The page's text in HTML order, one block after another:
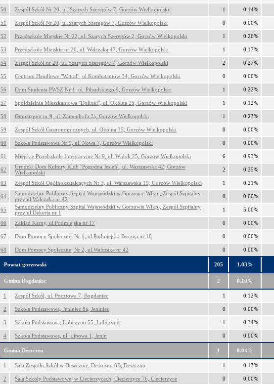
50 Zespół Szkół Nr 20, ul. Szarych Szeregów 7, Gorzów Wielkopolski 1 0.14%
51 Zespół Szkół Nr 20, ul.Szarych Szeregów 7, Gorzów Wielkopolski 0 0.00%
52 Przedszkole Miejskie Nr 22, ul. Szarych Szeregów 2, Gorzów Wielkopolski 1 0.26%
53 Przedszkole Miejskie nr 20, ul. Walczaka 47, Gorzów Wielkopolski 1 0.17%
54 Zespół Szkół nr 20, ul. Szarych Szeregów 7, Gorzów Wielkopolski 2 0.27%
55 Centrum Handlowe "Watral", ul.Kombatantów 34, Gorzów Wielkopolski 0 0.00%
56 Dom Studenta PWSZ Nr 1, ul. Piłsudskiego 9, Gorzów Wielkopolski 1 0.22%
57 Spóldzielnia Mieszkaniowa "Dolinki", ul. Okólna 25, Gorzów Wielkopolski 1 0.12%
58 Gimnazjum nr 9, ul. Zamenhofa 2a, Gorzów Wielkopolski 1 0.23%
59 Zespół Szkół Gastronomicznych, ul. Okólna 35, Gorzów Wielkopolski 0 0.00%
60 Szkoła Podstawowa Nr 9, ul. Nowa 7, Gorzów Wielkopolski 0 0.00%
61 Miejskie Przedszkole Integracyjne Nr 9, ul. Widok 25, Gorzów Wielkopolski 6 0.93%
62
Grodzki Dom Kultury Klub "Pogodna Jesień", ul. Warszawska 42, Gorzów
Wielkopolski
2 0.25%
63 Zespół Szkół Ogólnokształcących Nr 3, ul. Warszawska 19, Gorzów Wielkopolski 1 0.21%
64
Samodzielny Publiczny Szpital Wojewódzki w Gorzowie Wlkp., Zespół Szpitalny
przy ul.Walczaka nr 42
0 0.00%
65
Samodzielny Publiczny Szpital Wojewódzki w Gorzowie Wlkp., Zespół Szpitalny
przy ul.Dekerta nr 1
1 5.00%
66 Zakład Karny, ul.Podmiejska nr 17 0 0.00%
67 Dom Pomocy Społecznej Nr 1, ul.Podmiejska Boczna nr 10 0 0.00%
68 Dom Pomocy Społecznej Nr 2, ul.Walczaka nr 42 0 0.00%
Powiat gorzowski 205 1.03%
Gmina Bogdaniec 2 0.10%
1 Zespół Szkół, ul. Pocztowa 7, Bogdaniec 1 0.12%
2 Szkoła Podstawowa, Jeniniec 8a, Jeniniec 0 0.00%
3 Szkoła Podstawowa, Lubczyno 55, Lubczyno 1 0.34%
4 Szkoła Podstawowa, ul. Lipowa 1, Jenin 0 0.00%
Gmina Deszczno 1 0.04%
1 Sala Zespołu Szkół w Deszcznie, Deszczno 8B, Deszczno 1 0.13%
2 Sala Szkoły Podstawowej w Ciecierzycach, Ciecierzyce 76, Ciecierzyce 0 0.00%